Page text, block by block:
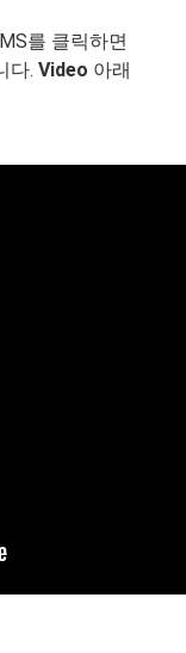
를 클릭하면
다.Video 아래